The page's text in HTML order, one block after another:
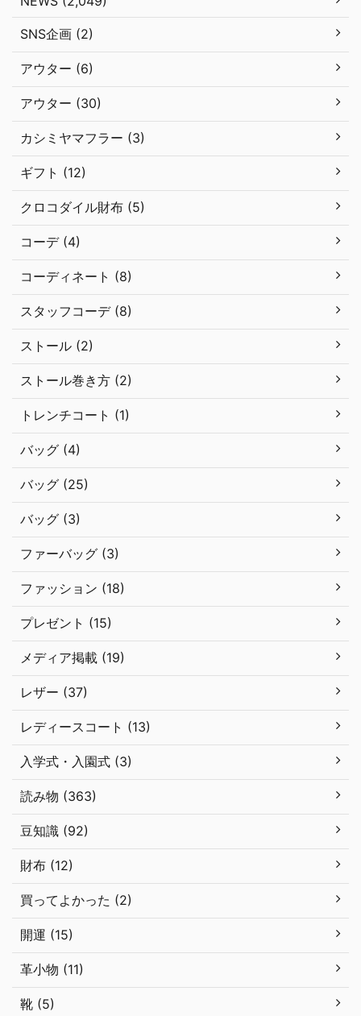
SNS企画 (2)
アウター (6)
アウター (30)
カシミヤマフラー (3)
ギフト (12)
クロコダイル財布 (5)
コーデ (4)
コーディネート (8)
スタッフコーデ (8)
ストール (2)
ストール巻き方 (2)
トレンチコート (1)
バッグ (4)
バッグ (25)
バッグ (3)
ファーバッグ (3)
ファッション (18)
プレゼント (15)
メディア掲載 (19)
レザー (37)
レディースコート (13)
入学式・入園式 (3)
読み物 (363)
豆知識 (92)
財布 (12)
買ってよかった (2)
開運 (15)
革小物 (11)
靴 (5)